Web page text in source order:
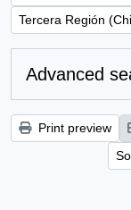
Remove filter:
Tercera Región
Advanced
Print preview